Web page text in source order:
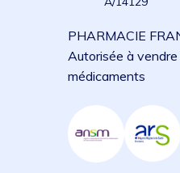
PHARMACIE
Autorisée à vendre
médicaments